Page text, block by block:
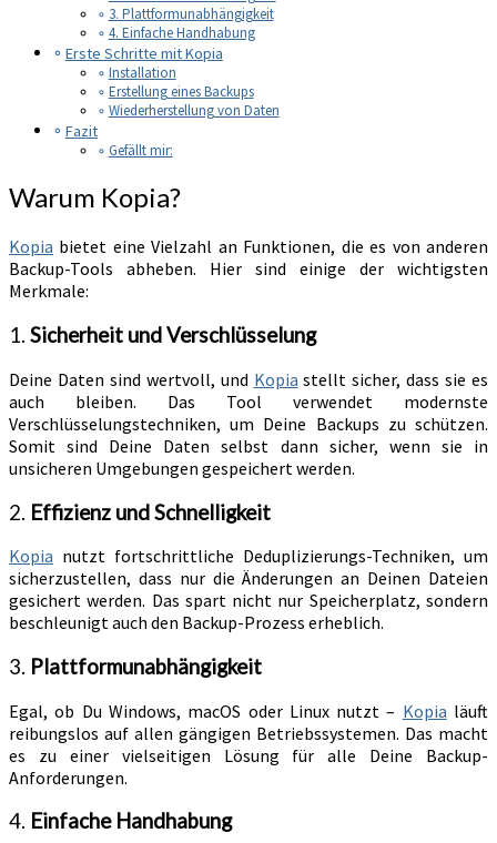
3. Plattformunabhängigkeit
4. Einfache Handhabung
Erste Schritte mit Kopia
Installation
Erstellung eines Backups
Wiederherstellung von Daten
Fazit
Gefällt mir:
Warum Kopia?
Kopia bietet eine Vielzahl an Funktionen, die es von anderen
Backup-Tools abheben. Hier sind einige der wichtigsten
Merkmale:
1. Sicherheit und Verschlüsselung
Deine Daten sind wertvoll, und Kopia stellt sicher, dass sie es
auch bleiben. Das Tool verwendet modernste
Verschlüsselungstechniken, um Deine Backups zu schützen.
Somit sind Deine Daten selbst dann sicher, wenn sie in
unsicheren Umgebungen gespeichert werden.
2. Effizienz und Schnelligkeit
Kopia nutzt fortschrittliche Deduplizierungs-Techniken, um
sicherzustellen, dass nur die Änderungen an Deinen Dateien
gesichert werden. Das spart nicht nur Speicherplatz, sondern
beschleunigt auch den Backup-Prozess erheblich.
3. Plattformunabhängigkeit
Egal, ob Du Windows, macOS oder Linux nutzt – Kopia läuft
reibungslos auf allen gängigen Betriebssystemen. Das macht
es zu einer vielseitigen Lösung für alle Deine Backup-
Anforderungen.
4. Einfache Handhabung